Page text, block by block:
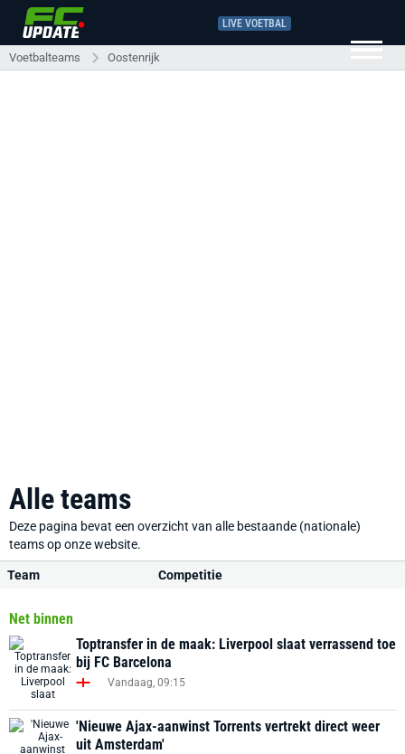
LIVE VOETBAL
Voetbalteams Oostenrijk
Alle teams
Deze pagina bevat een overzicht van alle bestaande (nationale)
teams op onze website.
Team Competitie
Net binnen
Toptransfer in de maak: Liverpool slaat verrassend toe
bij FC Barcelona
Vandaag, 09:15
'Nieuwe Ajax-aanwinst Torrents vertrekt direct weer
uit Amsterdam'